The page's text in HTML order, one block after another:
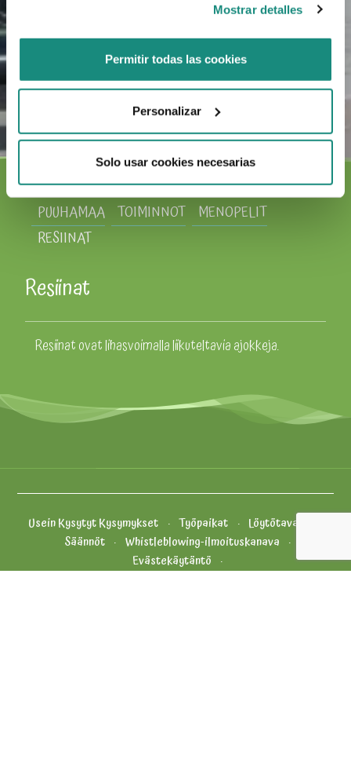
Mostrar detalles
Permitir todas las cookies
Personalizar
Solo usar cookies necesarias
PUUHAMAA TOIMINNOT MENOPELIT
RESIINAT
Resiinat
Resiinat ovat lihasvoimalla liikuteltavia ajokkeja.
Usein Kysytyt Kysymykset Työpaikat
Löytötavarat
Säännöt
Whistleblowing-ilmoituskanava
Evästekäytäntö